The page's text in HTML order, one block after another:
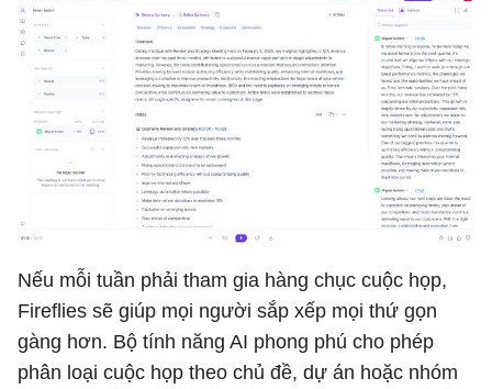
Nếu mỗi tuần phải tham gia hàng chục cuộc họp,
Fireflies sẽ giúp mọi người sắp xếp mọi thứ gọn
gàng hơn. Bộ tính năng AI phong phú cho phép
phân loại cuộc họp theo chủ đề, dự án hoặc nhóm